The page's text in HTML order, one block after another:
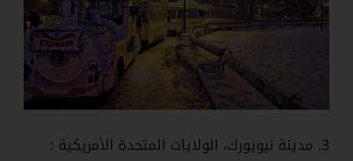
3. مدينة نيويورك، الولايات المتحدة الأمريكية :